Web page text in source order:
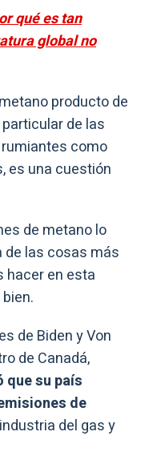
qué es tan
global no
producto de
de las
como
es una cuestión
de metano lo
de las cosas más
hacer en esta
de Biden y Von
de Canadá,
su país
de
del gas y